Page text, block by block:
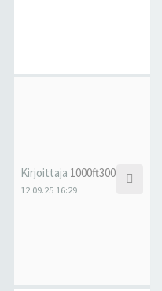
Kirjoittaja 1000ft300m
12.09.25 16:29